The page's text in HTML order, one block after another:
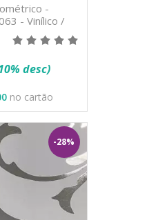
-
- Vinílico /
desc)
no cartão
-28%